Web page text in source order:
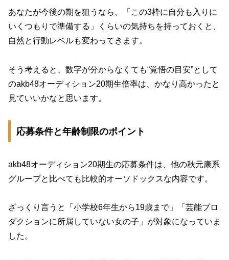
あなたが今後の期を狙うなら、「この3枠に自分も入りに
いくつもりで準備する」くらいの気持ちを持っておくと、
自然と行動レベルも変わってきます。
そう考えると、数字が分からなくても“覚悟の目安”として
のakb48オーディション20期生倍率は、かなり高かったと
見ていいかなと思います。
応募条件と年齢制限のポイント
akb48オーディション20期生の応募条件は、他の秋元康系
グループと比べても比較的オーソドックスな内容です。
ざっくり言うと「小学校6年生から19歳まで」「芸能プロ
ダクションに所属していない女の子」が対象になっていま
した。